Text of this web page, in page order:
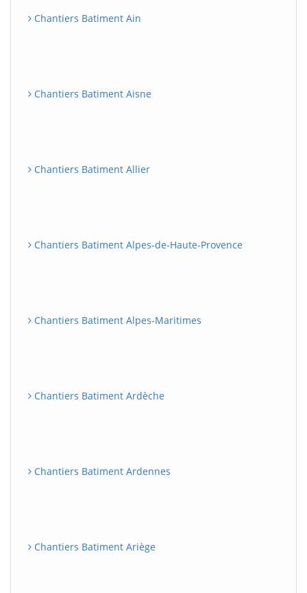
Chantiers Batiment Ain
Chantiers Batiment Aisne
Chantiers Batiment Allier
Chantiers Batiment Alpes-de-Haute-Provence
Chantiers Batiment Alpes-Maritimes
Chantiers Batiment Ardèche
Chantiers Batiment Ardennes
Chantiers Batiment Ariège